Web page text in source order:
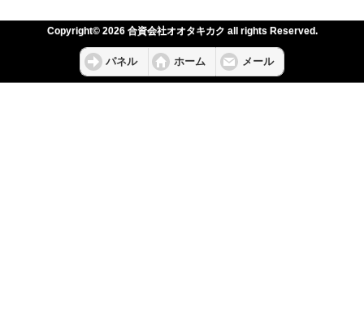
Copyright© 2026 合資会社オオタキカク all rights Reserved.
パネル ホーム メール